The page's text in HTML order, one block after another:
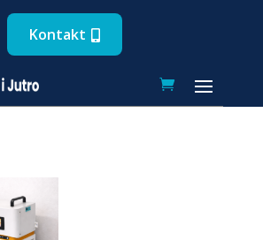
Kontakt